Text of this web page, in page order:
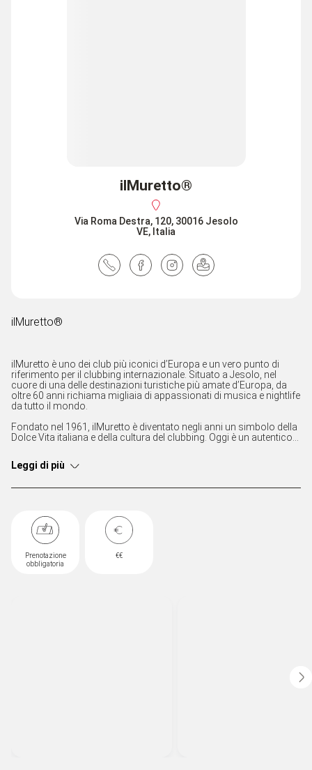
ilMuretto®
ilMuretto è uno dei club più iconici d’Europa e un vero punto di
riferimento per il clubbing internazionale. Situato a Jesolo, nel
cuore di una delle destinazioni turistiche più amate d’Europa, da
oltre 60 anni richiama migliaia di appassionati di musica e nightlife
da tutto il mondo.
Fondato nel 1961, ilMuretto è diventato negli anni un simbolo della
Dolce Vita italiana e della cultura del clubbing. Oggi è un autentico
programmazione artistica internazionale e alla presenza dei DJ più
importanti della scena globale.
Un luogo leggendario dove musica, energia e storia della nightlife
Leggi di più
Prenotazione
obbligatoria
€€
ilMuretto®
Via Roma Destra, 120, 30016 Jesolo
VE, Italia